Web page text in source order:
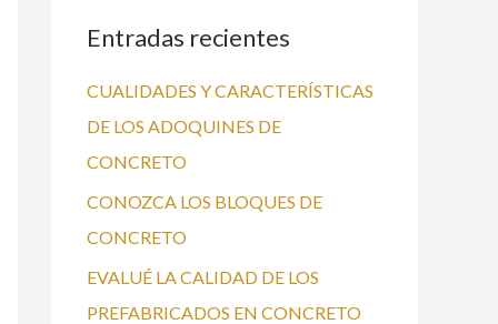
a
:
Entradas recientes
CUALIDADES Y CARACTERÍSTICAS
DE LOS ADOQUINES DE
CONCRETO
CONOZCA LOS BLOQUES DE
CONCRETO
EVALUÉ LA CALIDAD DE LOS
PREFABRICADOS EN CONCRETO